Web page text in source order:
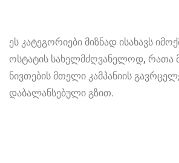
ეს კატეგორიები მიზნად ისახავს
ოსტატის სახელმძღვანელოდ, რათა
ნივთების მთელი კამპანიის
დაბალანსებული გზით.